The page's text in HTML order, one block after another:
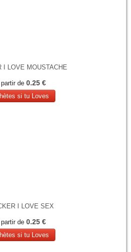
I LOVE MOUSTACHE
de 0.25 €
si tu Loves
I LOVE SEX
de 0.25 €
si tu Loves